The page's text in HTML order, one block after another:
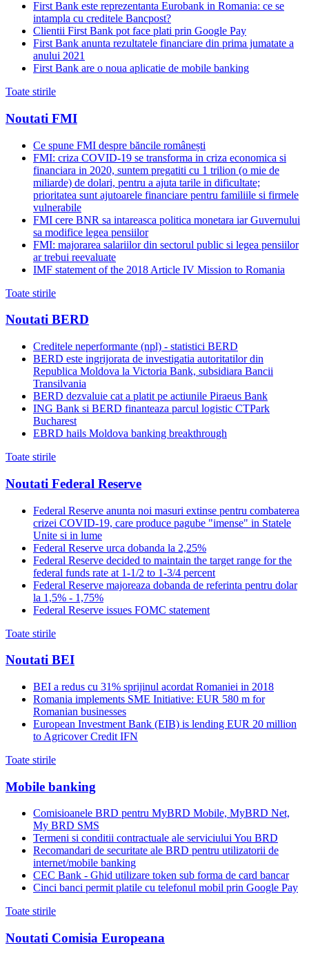
First Bank este reprezentanta Eurobank in Romania: ce se
intampla cu creditele Bancpost?
Clientii First Bank pot face plati prin Google Pay
First Bank anunta rezultatele financiare din prima jumatate a
anului 2021
First Bank are o noua aplicatie de mobile banking
Toate stirile
Noutati FMI
Ce spune FMI despre băncile românești
FMI: criza COVID-19 se transforma in criza economica si
financiara in 2020, suntem pregatiti cu 1 trilion (o mie de
miliarde) de dolari, pentru a ajuta tarile in dificultate;
prioritatea sunt ajutoarele financiare pentru familiile si firmele
vulnerabile
FMI cere BNR sa intareasca politica monetara iar Guvernului
sa modifice legea pensiilor
FMI: majorarea salariilor din sectorul public si legea pensiilor
ar trebui reevaluate
IMF statement of the 2018 Article IV Mission to Romania
Toate stirile
Noutati BERD
Creditele neperformante (npl) - statistici BERD
BERD este ingrijorata de investigatia autoritatilor din
Republica Moldova la Victoria Bank, subsidiara Bancii
Transilvania
BERD dezvaluie cat a platit pe actiunile Piraeus Bank
ING Bank si BERD finanteaza parcul logistic CTPark
Bucharest
EBRD hails Moldova banking breakthrough
Toate stirile
Noutati Federal Reserve
Federal Reserve anunta noi masuri extinse pentru combaterea
crizei COVID-19, care produce pagube "imense" in Statele
Unite si in lume
Federal Reserve urca dobanda la 2,25%
Federal Reserve decided to maintain the target range for the
federal funds rate at 1-1/2 to 1-3/4 percent
Federal Reserve majoreaza dobanda de referinta pentru dolar
la 1,5% - 1,75%
Federal Reserve issues FOMC statement
Toate stirile
Noutati BEI
BEI a redus cu 31% sprijinul acordat Romaniei in 2018
Romania implements SME Initiative: EUR 580 m for
Romanian businesses
European Investment Bank (EIB) is lending EUR 20 million
to Agricover Credit IFN
Toate stirile
Mobile banking
Comisioanele BRD pentru MyBRD Mobile, MyBRD Net,
My BRD SMS
Termeni si conditii contractuale ale serviciului You BRD
Recomandari de securitate ale BRD pentru utilizatorii de
internet/mobile banking
CEC Bank - Ghid utilizare token sub forma de card bancar
Cinci banci permit platile cu telefonul mobil prin Google Pay
Toate stirile
Noutati Comisia Europeana